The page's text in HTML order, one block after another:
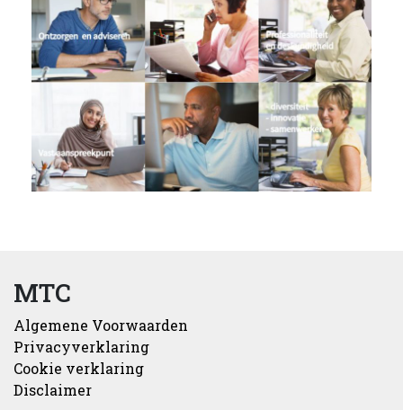
MTC
Algemene Voorwaarden
Privacyverklaring
Cookie verklaring
Disclaimer